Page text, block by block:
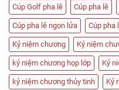
Cúp Golf pha lê Cúp pha lê
Cúp pha lê ngọn lửa Cúp pha
Kỷ niệm chương Kỷ niệm
kỷ niệm chương họp lớp Kỷ
kỷ niệm chương thủy tinh Kỷ